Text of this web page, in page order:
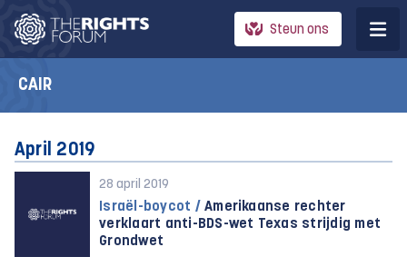
Steun ons
CAIR
April 2019
28 april 2019
Israël-boycot / Amerikaanse rechter
verklaart anti-BDS-wet Texas strijdig met
Grondwet